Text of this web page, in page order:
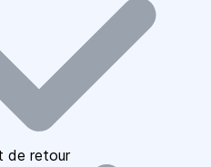
de retour